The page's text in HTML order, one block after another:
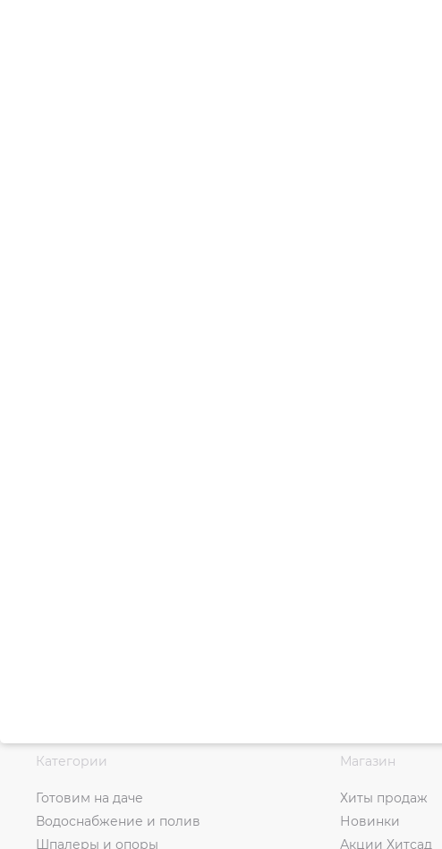
Категории
Готовим на даче
Водоснабжение и полив
Шпалеры и опоры
Магазин
Хиты продаж
Новинки
Акции Хитсад